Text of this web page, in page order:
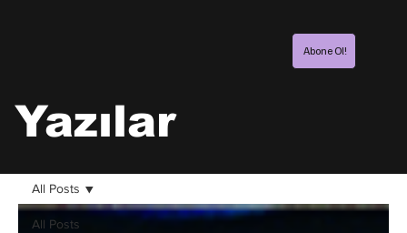
Abone Ol!
Yazılar
All Posts
All Posts